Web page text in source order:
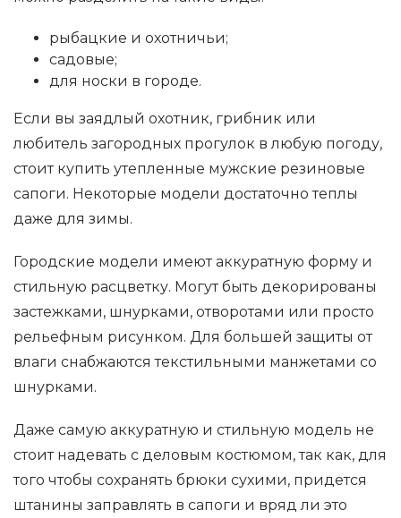
рыбацкие и охотничьи;
садовые;
для носки в городе.
Если вы заядлый охотник, грибник или
любитель загородных прогулок в любую погоду,
стоит купить утепленные мужские резиновые
сапоги. Некоторые модели достаточно теплы
даже для зимы.
Городские модели имеют аккуратную форму и
стильную расцветку. Могут быть декорированы
застежками, шнурками, отворотами или просто
рельефным рисунком. Для большей защиты от
влаги снабжаются текстильными манжетами со
шнурками.
Даже самую аккуратную и стильную модель не
стоит надевать с деловым костюмом, так как, для
того чтобы сохранять брюки сухими, придется
штанины заправлять в сапоги и вряд ли это